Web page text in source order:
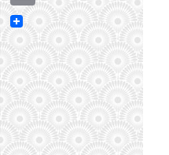
Email